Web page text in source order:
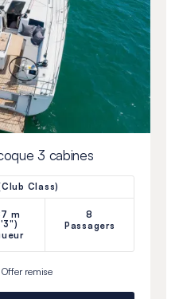
3 cabines
Class)
m
8
Passagers
remise